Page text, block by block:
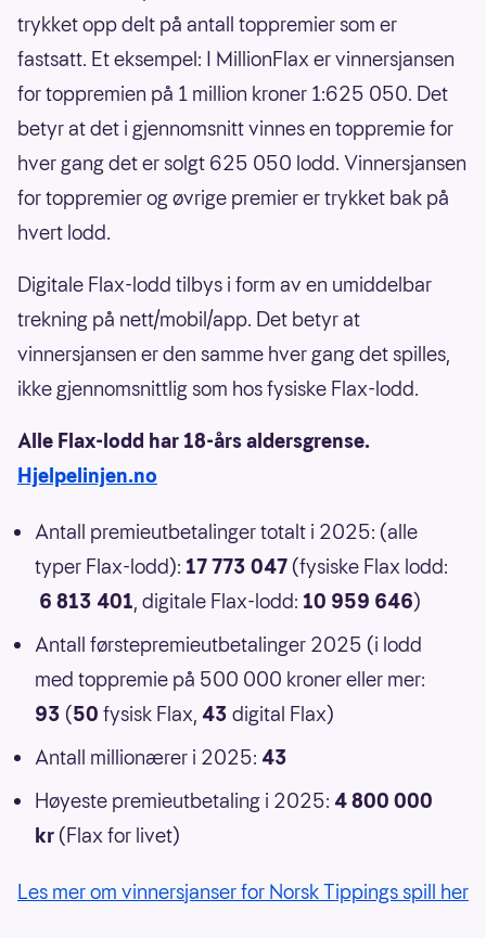
trykket opp delt på antall toppremier som er
fastsatt. Et eksempel: I MillionFlax er vinnersjansen
for toppremien på 1 million kroner 1:625 050. Det
betyr at det i gjennomsnitt vinnes en toppremie for
hver gang det er solgt 625 050 lodd. Vinnersjansen
for toppremier og øvrige premier er trykket bak på
hvert lodd.
Digitale Flax-lodd tilbys i form av en umiddelbar
trekning på nett/mobil/app. Det betyr at
vinnersjansen er den samme hver gang det spilles,
ikke gjennomsnittlig som hos fysiske Flax-lodd.
Alle Flax-lodd har 18-års aldersgrense.
Hjelpelinjen.no
Antall premieutbetalinger totalt i 2025: (alle
typer Flax-lodd): 17 773 047 (fysiske Flax lodd:
6 813 401, digitale Flax-lodd: 10 959 646)
Antall førstepremieutbetalinger 2025 (i lodd
med toppremie på 500 000 kroner eller mer:
93 (50 fysisk Flax, 43 digital Flax)
Antall millionærer i 2025: 43
Høyeste premieutbetaling i 2025: 4 800 000
kr (Flax for livet)
Les mer om vinnersjanser for Norsk Tippings spill her